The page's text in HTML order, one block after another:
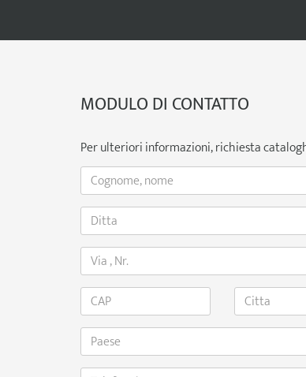
MODULO DI CONTATTO
Per ulteriori informazioni, richiesta